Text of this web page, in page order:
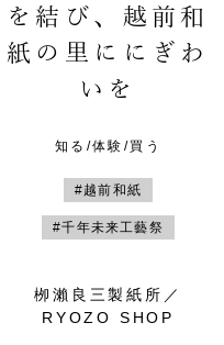
を結び、越前和
紙の里ににぎわ
いを
知る/体験/買う
#越前和紙
#千年未来工藝祭
栁瀨良三製紙所／
RYOZO SHOP